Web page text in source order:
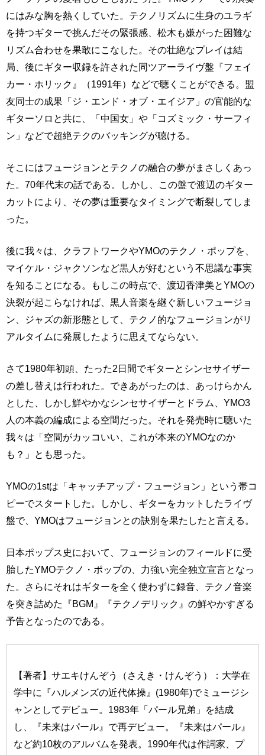
にはみな胸を熱くしていた。テクノリズムに生身のユラギ
を持つギターで挑んだその緊張感、松木も嫌がった困難な
リズム合わせを果敢にこなした。その壮絶なプレイは結
局、後にギター収録を許された同ツアーライヴ盤『フェイ
カー・ホリック』（1991年）などで聴くことができる。盟
友同士の成果「ジ・エンド・オブ・エイジア」の官能的な
ギターソロと共に、「中国女」や「コズミック・サーフィ
ン」などで超絶テクのバッキングが聴ける。
そこにはフュージョンとテクノの融合の夢がまさしくあっ
た。70年代末の話である。しかし、この盤で渡辺のギター
カットにより、その夢は重要なタイミングで断裂してしま
った。
後に我々は、クラフトワークやYMOのテクノ・ポップを、
マイケル・ジャクソンなど黒人が好むという不思議な事実
を知ることになる。もしこの時点で、渡辺香津美とYMOの
決裂が起こらなければ、黒人音楽を継ぐ新しいフュージョ
ン、ジャズの新形態として、テクノ的なフュージョンがリ
アルタイムに発展したように思えてならない。
さて1980年初頭、たった2日間でギターとシンセサイザー
の差し替えは行われた。できあがったのは、あっけらかん
とした、しかし鮮やかなシンセサイザーとドラム、YMO3
人の本義の編成による空間だった。それを発売時に聴いた
我々は「空間がカッコいい、これが本来のYMOなのか
も？」とも思った。
YMOの1stは「キャッチアップ・フュージョン」という帯コ
ピーでスタートした。しかし、ギターをカットしたライヴ
盤で、YMOはフュージョンとの訣別を果たしたと言える。
日本ポップス史において、フュージョンのフィールドに受
胎したYMOテクノ・ポップの、力強い完全独立宣言となっ
た。さらにそれはギターを全く使わずに録音、テクノ音楽
を突き詰めた『BGM』『テクノデリック』の鮮やかすぎる
予告となったのである。
【著者】サエキけんぞう（さえき・けんぞう）：大学在
学中に『ハルメンズの近代体操』(1980年)でミュージシ
ャンとしてデビュー。1983年「パール兄弟」を結成
し、『未来はパール』で再デビュー。『未来はパール』
など約10枚のアルバムを発表。1990年代は作詞家、プ